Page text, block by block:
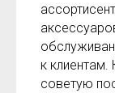
к
советую